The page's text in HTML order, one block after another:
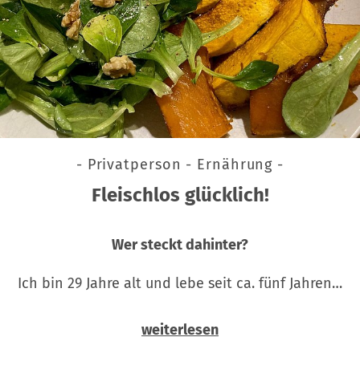
- Privatperson - Ernährung -
Fleischlos glücklich!
Wer steckt dahinter?
Ich bin 29 Jahre alt und lebe seit ca. fünf Jahren…
weiterlesen